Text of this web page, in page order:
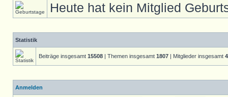
Heute hat kein Mitglied
Statistik
Beiträge insgesamt 15508 | Themen insgesamt 1807 | Mitglieder insgesamt
Anmelden